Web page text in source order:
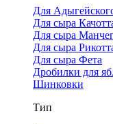
Для
Для сыра
Для сыра
Для сыра
Для сыра Фета
Дробилки для
Шинковки
Тип